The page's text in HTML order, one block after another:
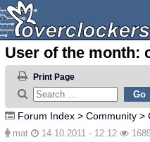
User of the month:
Print Page
Forum Index > Community >
mat 14.10.2011 - 12:12